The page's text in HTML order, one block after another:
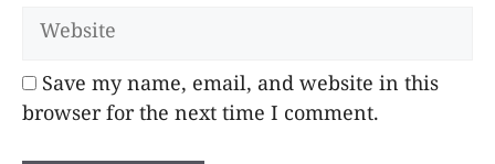
Website
Save my name, email, and website in this
browser for the next time I comment.